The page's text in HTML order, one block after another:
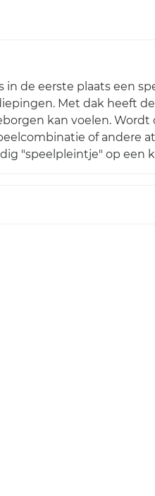
de eerste plaats een
Met dak heeft
kan voelen. Wordt
of andere
"speelpleintje" op een